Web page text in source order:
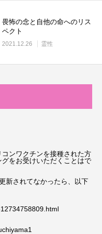
畏怖の念と自他の命へのリス
ペクト
2021.12.26 霊性
ンワクチンを接種された方
をお受けいただくことはで
新されてなかったら、以下